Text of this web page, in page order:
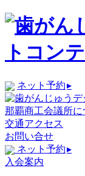
ネット予約▸
那覇商工会議所に
交通アクセス
お問い合せ
ネット予約▸
入会案内